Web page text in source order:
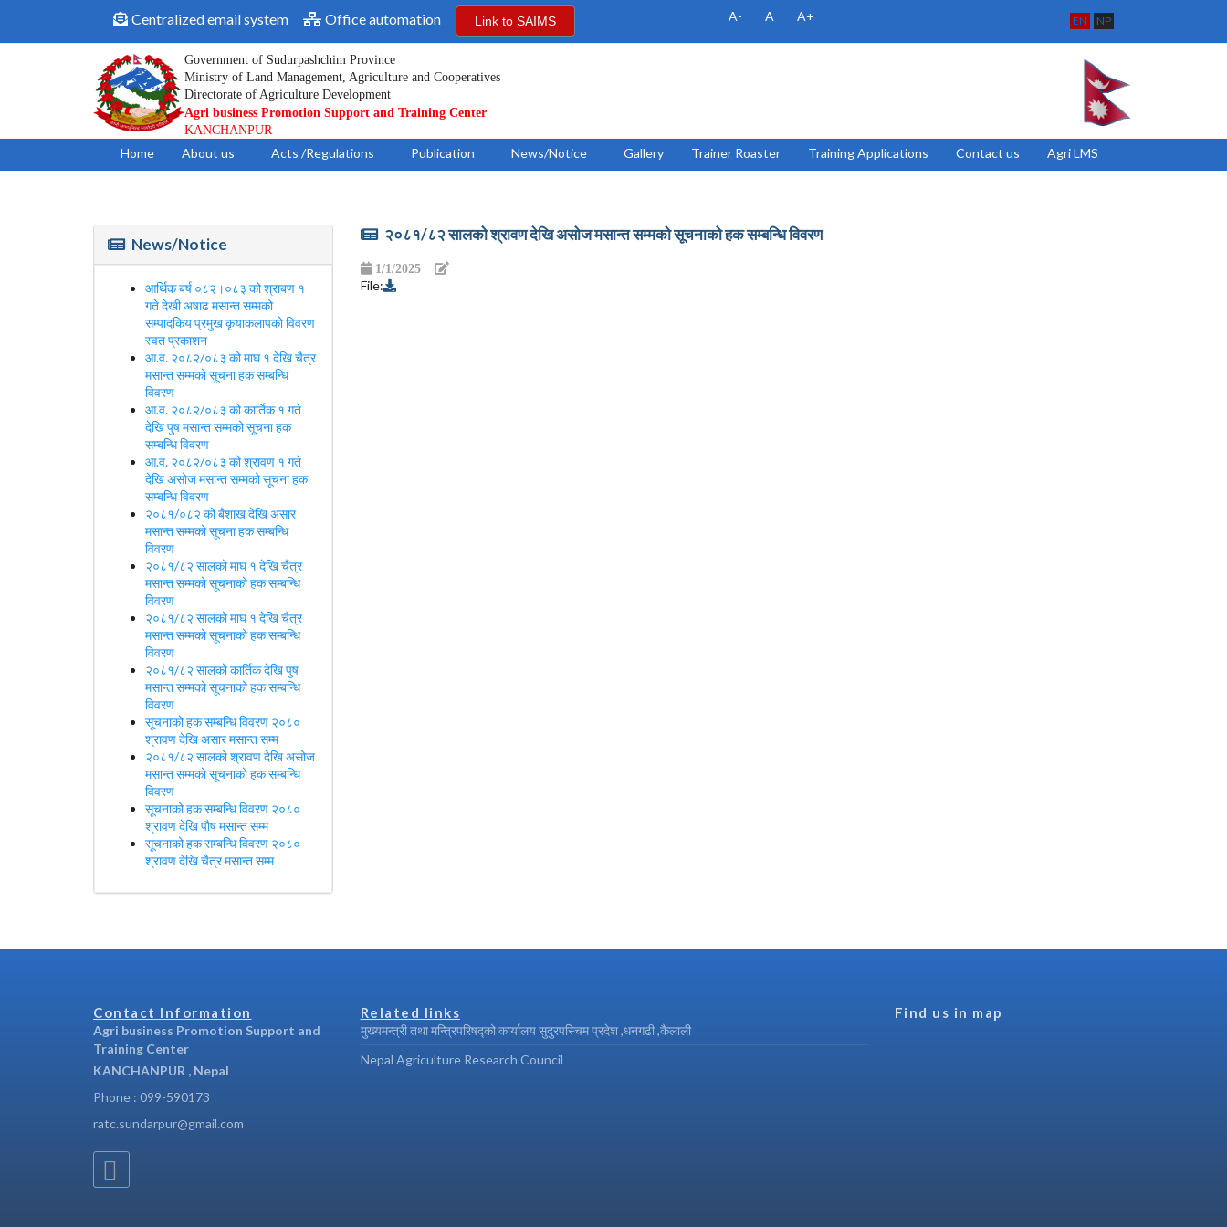
Centralized email system Office automation Link to SAIMS A- A A+ EN NP
Government of Sudurpashchim Province
Ministry of Land Management, Agriculture and Cooperatives
Directorate of Agriculture Development
Agri business Promotion Support and Training Center
KANCHANPUR
Home About us Acts /Regulations Publication News/Notice Gallery Trainer Roaster Training Applications Contact us Agri LMS
News/Notice
आर्थिक बर्ष ०८२।०८३ को श्राबण १
गते देखी अषाढ मसान्त सम्मको
सम्पादकिय प्रमुख कृयाकलापको विवरण
स्वत प्रकाशन
आ.व. २०८२/०८३ को माघ १ देखि चैत्र
मसान्त सम्मको सूचना हक सम्बन्धि
विवरण
आ.व. २०८२/०८३ को कार्तिक १ गते
देखि पुष मसान्त सम्मको सूचना हक
सम्बन्धि विवरण
आ.व. २०८२/०८३ को श्रावण १ गते
देखि असोज मसान्त सम्मको सूचना हक
सम्बन्धि विवरण
२०८१/०८२ को बैशाख देखि असार
मसान्त सम्मको सूचना हक सम्बन्धि
विवरण
२०८१/८२ सालको माघ १ देखि चैत्र
मसान्त सम्मको सूचनाको हक सम्बन्धि
विवरण
२०८१/८२ सालको माघ १ देखि चैत्र
मसान्त सम्मको सूचनाको हक सम्बन्धि
विवरण
२०८१/८२ सालको कार्तिक देखि पुष
मसान्त सम्मको सूचनाको हक सम्बन्धि
विवरण
सूचनाको हक सम्बन्धि विवरण २०८०
श्रावण देखि असार मसान्त सम्म
२०८१/८२ सालको श्रावण देखि असोज
मसान्त सम्मको सूचनाको हक सम्बन्धि
विवरण
सूचनाको हक सम्बन्धि विवरण २०८०
श्रावण देखि पौष मसान्त सम्म
सूचनाको हक सम्बन्धि विवरण २०८०
श्रावण देखि चैत्र मसान्त सम्म
२०८१/८२ सालको श्रावण देखि असोज मसान्त सम्मको सूचनाको हक सम्बन्धि विवरण
1/1/2025
File:
Contact Information
Agri business Promotion Support and
Training Center
KANCHANPUR , Nepal
Phone : 099-590173
ratc.sundarpur@gmail.com
Related links
मुख्यमन्त्री तथा मन्त्रिपरिषद्को कार्यालय सुदुरपस्चिम प्रदेश ,धनगढी ,कैलाली
Nepal Agriculture Research Council
Find us in map